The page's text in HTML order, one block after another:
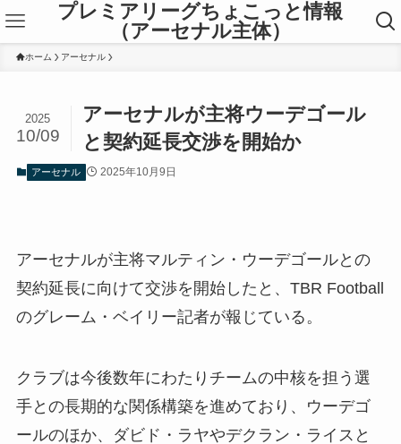
プレミアリーグちょこっと情報
（アーセナル主体）
ホーム アーセナル
アーセナルが主将ウーデゴール
と契約延長交渉を開始か
2025
10/09
アーセナル 2025年10月9日
アーセナルが主将マルティン・ウーデゴールとの
契約延長に向けて交渉を開始したと、TBR Football
のグレーム・ベイリー記者が報じている。
クラブは今後数年にわたりチームの中核を担う選
手との長期的な関係構築を進めており、ウーデゴ
ールのほか、ダビド・ラヤやデクラン・ライスと